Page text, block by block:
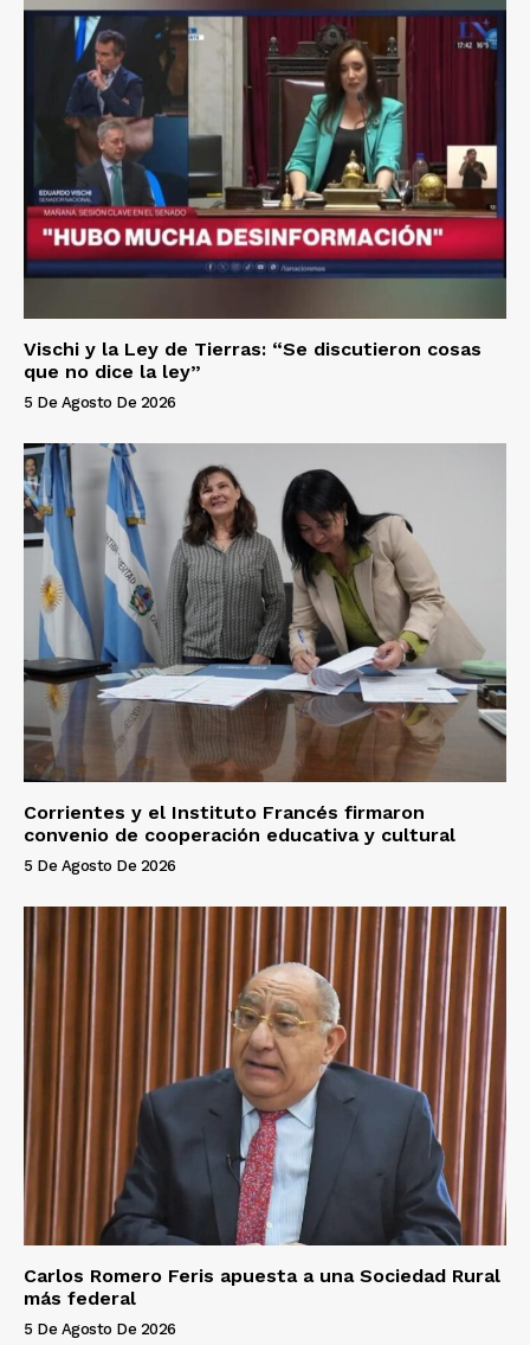
Vischi y la Ley de Tierras: “Se discutieron cosas
que no dice la ley”
5 De Agosto De 2026
Corrientes y el Instituto Francés firmaron
convenio de cooperación educativa y cultural
5 De Agosto De 2026
Carlos Romero Feris apuesta a una Sociedad Rural
más federal
5 De Agosto De 2026